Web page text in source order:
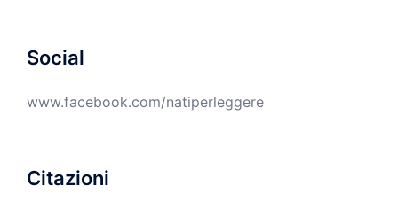
Social
www.facebook.com/natiperleggere
Citazioni